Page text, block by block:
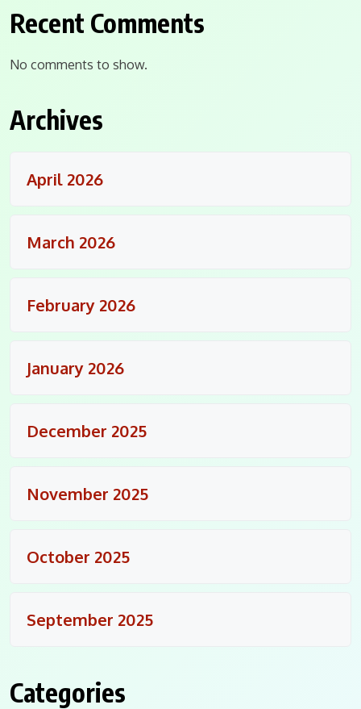
Recent Comments
No comments to show.
Archives
April 2026
March 2026
February 2026
January 2026
December 2025
November 2025
October 2025
September 2025
Categories